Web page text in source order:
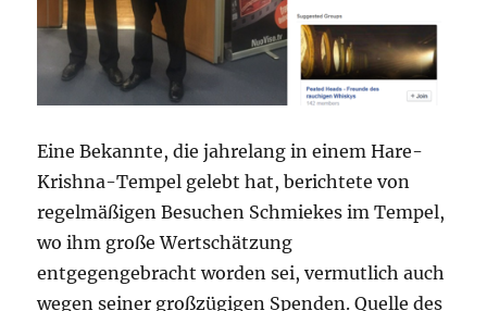
Eine Bekannte, die jahrelang in einem Hare-
Krishna-Tempel gelebt hat, berichtete von
regelmäßigen Besuchen Schmiekes im Tempel,
wo ihm große Wertschätzung
entgegengebracht worden sei, vermutlich auch
wegen seiner großzügigen Spenden. Quelle des